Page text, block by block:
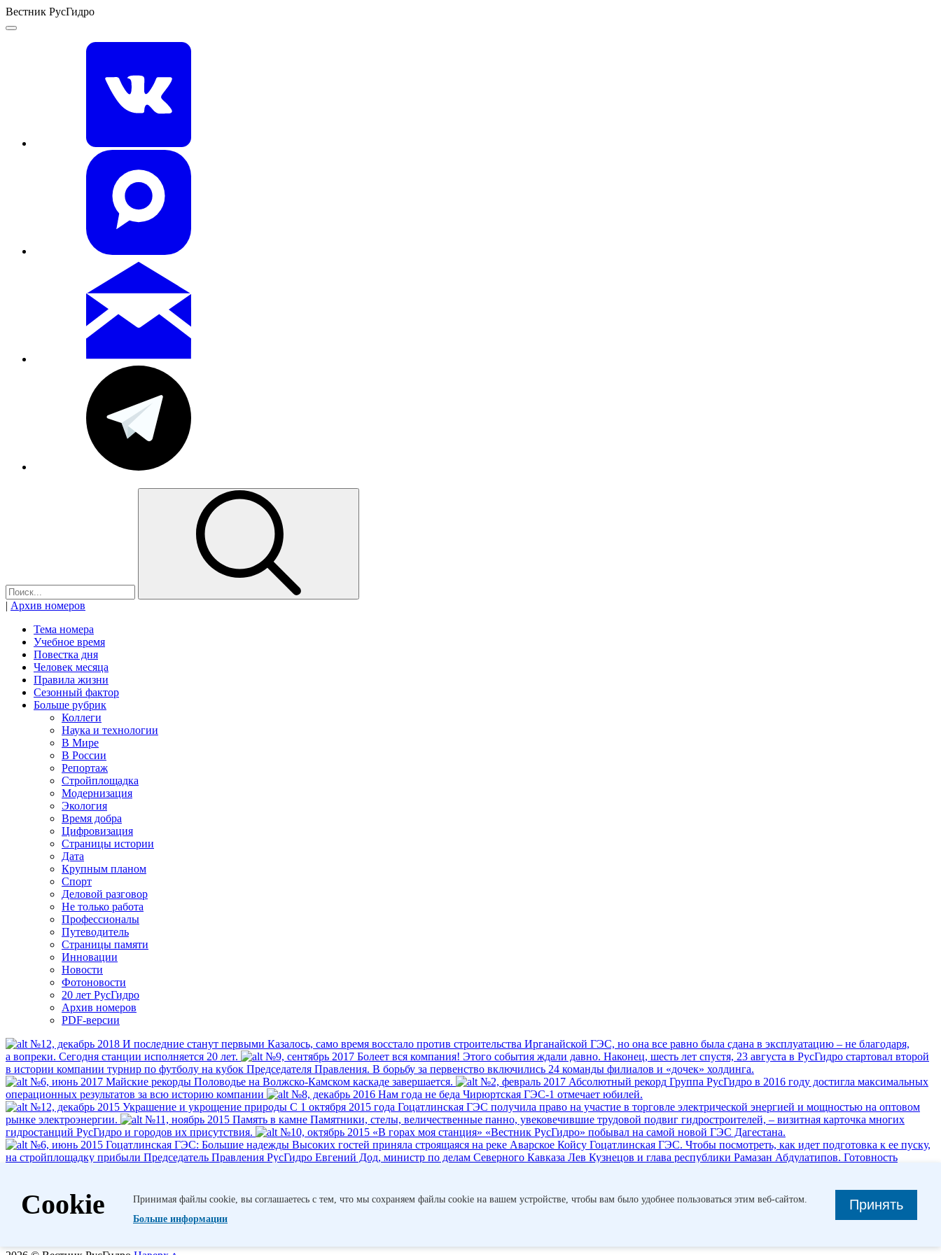
Вестник РусГидро
| Архив номеров
Тема номера
Учебное время
Повестка дня
Человек месяца
Правила жизни
Сезонный фактор
Больше рубрик
Коллеги
Наука и технологии
В Мире
В России
Репортаж
Стройплощадка
Модернизация
Экология
Время добра
Цифровизация
Страницы истории
Дата
Крупным планом
Спорт
Деловой разговор
Не только работа
Профессионалы
Путеводитель
Страницы памяти
Инновации
Новости
Фотоновости
20 лет РусГидро
Архив номеров
PDF-версии
№12, декабрь 2018 И последние станут первыми Казалось, само время восстало против строительства Ирганайской ГЭС, но она все равно была сдана в эксплуатацию – не благодаря,
а вопреки. Сегодня станции исполняется 20 лет.
№9, сентябрь 2017 Болеет вся компания! Этого события ждали давно. Наконец, шесть лет спустя, 23 августа в РусГидро стартовал второй
в истории компании турнир по футболу на кубок Председателя Правления. В борьбу за первенство включились 24 команды филиалов и «дочек» холдинга.
№6, июнь 2017 Майские рекорды Половодье на Волжско-Камском каскаде завершается. №2, февраль 2017 Абсолютный рекорд Группа РусГидро в 2016 году достигла максимальных
операционных результатов за всю историю компании
№8, декабрь 2016 Нам года не беда Чирюртская ГЭС-1 отмечает юбилей.
№12, декабрь 2015 Украшение и укрощение природы С 1 октября 2015 года Гоцатлинская ГЭС получила право на участие в торговле электрической энергией и мощностью на ­оптовом
рынке электроэнергии.
№11, ноябрь 2015 Память в камне Памятники, стелы, величественные панно, увековечившие трудовой подвиг гидростроителей, – визитная карточка многих
гидростанций РусГидро и городов их присутствия.
№10, октябрь 2015 «В горах моя станция» «Вестник РусГидро» побывал на самой новой ГЭС Дагестана.
№6, июнь 2015 Гоцатлинская ГЭС: Большие надежды Высоких гостей приняла строящаяся на реке Аварское Койсу Гоцатлинская ГЭС. Чтобы посмотреть, как идет подготовка к ее пуску,
на стройплощадку прибыли Председатель Правления РусГидро Евгений Дод, министр по делам Северного Кавказа Лев Кузнецов и глава республики Рамазан Абдулатипов. Готовность
45 лет.
Cookie
Принимая файлы cookie, вы соглашаетесь с тем, что мы сохраняем файлы cookie на вашем устройстве, чтобы вам было удобнее пользоваться этим веб-сайтом.
Больше информации
Принять